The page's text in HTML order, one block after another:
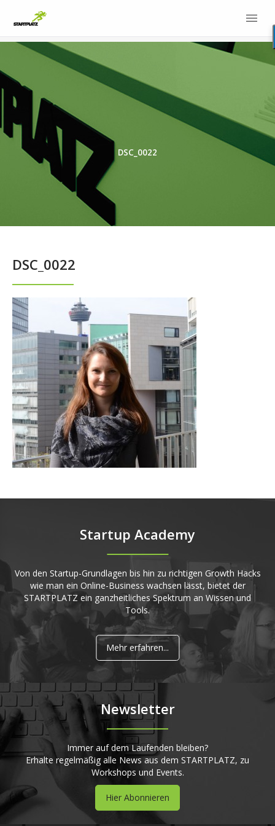
DSC_0022
DSC_0022
Startup Academy
Von den Startup-Grundlagen bis hin zu richtigen Growth Hacks
wie man ein Online-Business wachsen lässt, bietet der
STARTPLATZ ein ganzheitliches Spektrum an Wissen und
Tools.
Mehr erfahren...
Newsletter
Immer auf dem Laufenden bleiben?
Erhalte regelmäßig alle News aus dem STARTPLATZ, zu
Workshops und Events.
Hier Abonnieren